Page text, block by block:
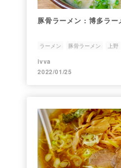
豚骨ラーメン : 博多ラ
ラーメン 豚骨ラーメン 上野
ivva
2022/01/25